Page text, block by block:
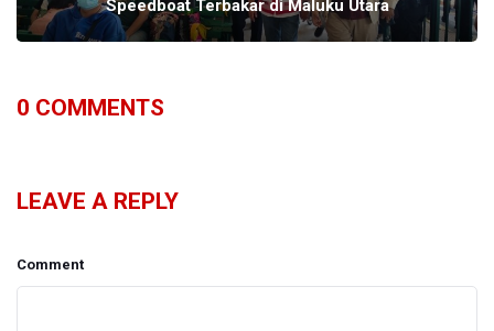
Speedboat Terbakar di Maluku Utara
0 COMMENTS
LEAVE A REPLY
Comment